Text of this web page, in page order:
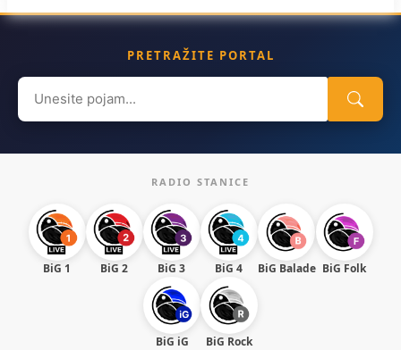
PRETRAŽITE PORTAL
Search
for:
RADIO STANICE
BiG 1 BiG 2 BiG 3 BiG 4 BiG Balade BiG Folk
BiG iG BiG Rock